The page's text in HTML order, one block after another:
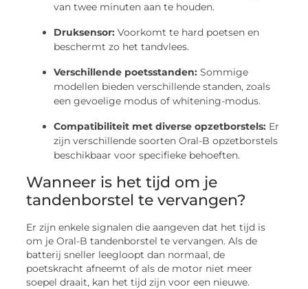
van twee minuten aan te houden.
Druksensor: Voorkomt te hard poetsen en
beschermt zo het tandvlees.
Verschillende poetsstanden: Sommige
modellen bieden verschillende standen, zoals
een gevoelige modus of whitening-modus.
Compatibiliteit met diverse opzetborstels: Er
zijn verschillende soorten Oral-B opzetborstels
beschikbaar voor specifieke behoeften.
Wanneer is het tijd om je
tandenborstel te vervangen?
Er zijn enkele signalen die aangeven dat het tijd is
om je Oral-B tandenborstel te vervangen. Als de
batterij sneller leegloopt dan normaal, de
poetskracht afneemt of als de motor niet meer
soepel draait, kan het tijd zijn voor een nieuwe.